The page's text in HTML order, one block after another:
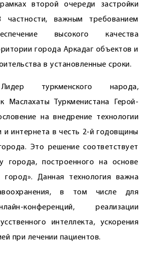
второй очереди застройки
частности, важным требованием
высокого качества
города Аркадаг объектов и
в установленные сроки.
туркменского народа,
Маслахаты Туркменистана Герой-
на внедрение технологии
и интернета в честь 2-й годовщины
Это решение соответствует
города, построенного на основе
город». Данная технология важна
в том числе для
конференций, реализации
интеллекта, ускорения
при лечении пациентов.